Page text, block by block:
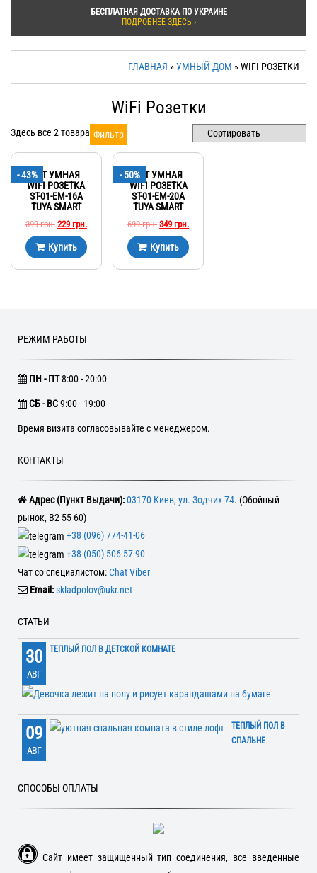
БЕСПЛАТНАЯ ДОСТАВКА ПО УКРАИНЕ
ПОДРОБНЕЕ ЗДЕСЬ ›
ГЛАВНАЯ »УМНЫЙ ДОМ » WIFI РОЗЕТКИ
WiFi Розетки
Здесь все 2 товара Фильтр
- 43%SET УМНАЯ
WIFI РОЗЕТКА
ST-01-EM-16A
TUYA SMART
399грн. 229 грн.
Купить
- 50%SET УМНАЯ
WIFI РОЗЕТКА
ST-01-EM-20A
TUYA SMART
699грн. 349 грн.
Купить
РЕЖИМ РАБОТЫ
ПН - ПТ8:00 - 20:00
CБ - ВС9:00 - 19:00
Время визита согласовывайте с менеджером.
КОНТАКТЫ
Адрес (Пункт Выдачи):03170 Киев, ул. Зодчих 74. (Обойный
рынок, В2 55-60)
+38 (096) 774-41-06
+38 (050) 506-57-90
Чат со специалистом:Chat Viber
Email:skladpolov@ukr.net
СТАТЬИ
30
АВГ
ТЕПЛЫЙ ПОЛ В ДЕТСКОЙ КОМНАТЕ
09
АВГ
ТЕПЛЫЙ ПОЛ В
СПАЛЬНЕ
СПОСОБЫ ОПЛАТЫ
Сайт имеет защищенный тип соединения, все введенные